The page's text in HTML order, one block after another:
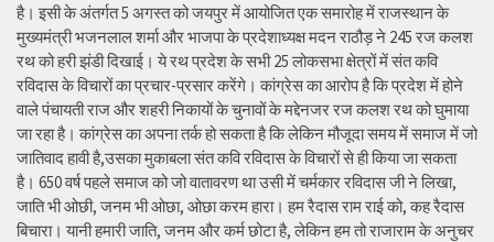
है। इसी के अंतर्गत 5 अगस्त को जयपुर में आयोजित एक समारोह में राजस्थान के
मुख्यमंत्री भजनलाल शर्मा और भाजपा के प्रदेशाध्यक्ष मदन राठौड़ ने 245 रज कलश
रथ को हरी झंडी दिखाई। ये रथ प्रदेश के सभी 25 लोकसभा क्षेत्रों में संत कवि
रविदास के विचारों का प्रचार-प्रसार करेंगे। कांग्रेस का आरोप है कि प्रदेश में होने
वाले पंचायती राज और शहरी निकायों के चुनावों के मद्देनजर रज कलश रथ को घुमाया
जा रहा है। कांग्रेस का अपना तर्क हो सकता है कि लेकिन मौजूदा समय में समाज में जो
जातिवाद हावी है,उसका मुकाबला संत कवि रविदास के विचारों से ही किया जा सकता
है। 650 वर्ष पहले समाज को जो वातावरण था उसी में चर्मकार रविदास जी ने लिखा,
जाति भी ओछी, जनम भी ओछा, ओछा करम हारा। हम रैदास राम राई को, कह रैदास
बिचारा। यानी हमारी जाति, जनम और कर्म छोटा है, लेकिन हम तो राजाराम के अनुचर